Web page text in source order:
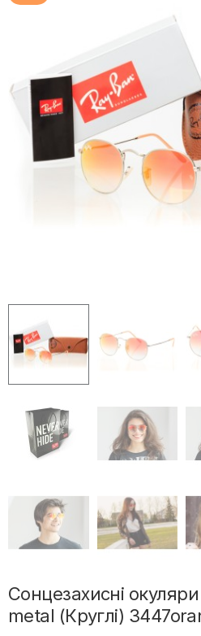
Сонцезахисні
metal (Круглі)